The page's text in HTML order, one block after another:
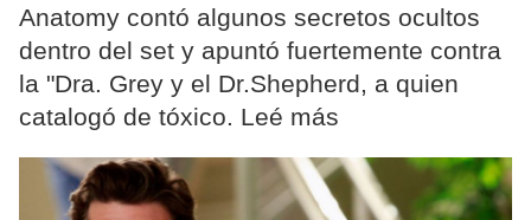
Anatomy contó algunos secretos ocultos
dentro del set y apuntó fuertemente contra
la "Dra. Grey y el Dr.Shepherd, a quien
catalogó de tóxico. Leé más